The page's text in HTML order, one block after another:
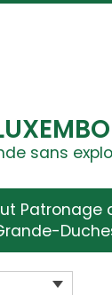
sans
Patronage